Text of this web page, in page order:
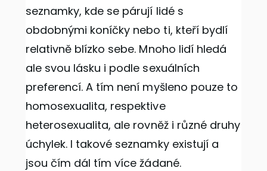
seznamky, kde se párují lidé s
obdobnými koníčky nebo ti, kteří bydlí
relativně blízko sebe. Mnoho lidí hledá
ale svou lásku i podle sexuálních
preferencí. A tím není myšleno pouze to
homosexualita, respektive
heterosexualita, ale rovněž i různé druhy
úchylek. I takové seznamky existují a
jsou čím dál tím více žádané.